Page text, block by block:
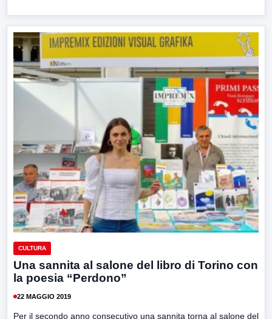
CULTURA
Una sannita al salone del libro di Torino con
la poesia “Perdono”
22 MAGGIO 2019
Per il secondo anno consecutivo una sannita torna al salone del